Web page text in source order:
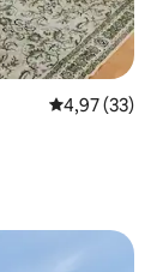
4,97 af 5 í
4,97 (33)